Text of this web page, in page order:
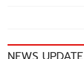
k k